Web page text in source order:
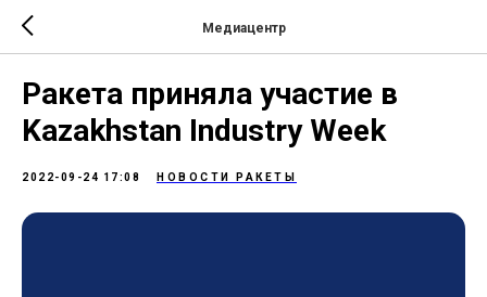
Медиацентр
Ракета приняла участие в
Kazakhstan Industry Week
2022-09-24 17:08 НОВОСТИ РАКЕТЫ